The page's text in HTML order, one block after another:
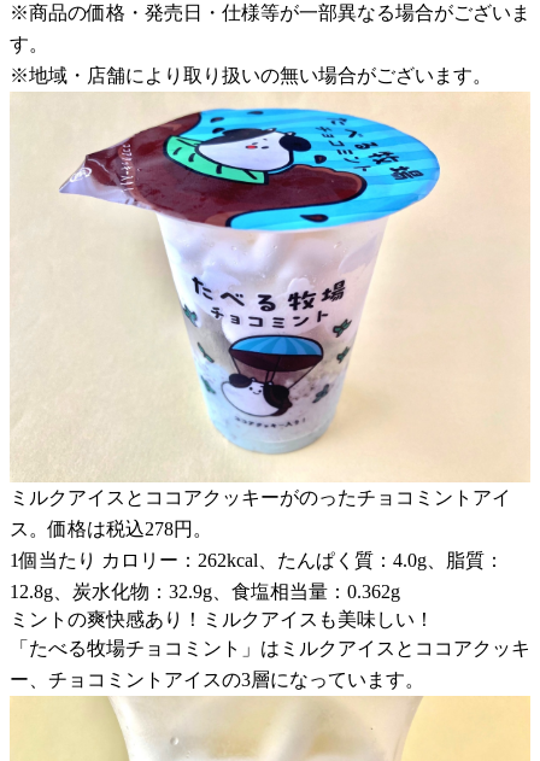
※商品の価格・発売日・仕様等が一部異なる場合がございま
す。
※地域・店舗により取り扱いの無い場合がございます。
ミルクアイスとココアクッキーがのったチョコミントアイ
ス。価格は税込278円。
1個当たり カロリー：262kcal、たんぱく質：4.0g、脂質：
12.8g、炭水化物：32.9g、食塩相当量：0.362g
ミントの爽快感あり！ミルクアイスも美味しい！
「たべる牧場チョコミント」はミルクアイスとココアクッキ
ー、チョコミントアイスの3層になっています。